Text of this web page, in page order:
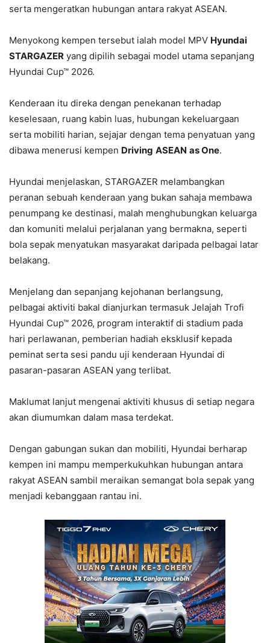
serta mengeratkan hubungan antara rakyat ASEAN.
Menyokong kempen tersebut ialah model MPV Hyundai
STARGAZER yang dipilih sebagai model utama sepanjang
Hyundai Cup™ 2026.
Kenderaan itu direka dengan penekanan terhadap
keselesaan, ruang kabin luas, hubungan kekeluargaan
serta mobiliti harian, sejajar dengan tema penyatuan yang
dibawa menerusi kempen Driving ASEAN as One.
Hyundai menjelaskan, STARGAZER melambangkan
peranan sebuah kenderaan yang bukan sahaja membawa
penumpang ke destinasi, malah menghubungkan keluarga
dan komuniti melalui perjalanan yang bermakna, seperti
bola sepak menyatukan masyarakat daripada pelbagai latar
belakang.
Menjelang dan sepanjang kejohanan berlangsung,
pelbagai aktiviti bakal dianjurkan termasuk Jelajah Trofi
Hyundai Cup™ 2026, program interaktif di stadium pada
hari perlawanan, pemberian hadiah eksklusif kepada
peminat serta sesi pandu uji kenderaan Hyundai di
pasaran-pasaran ASEAN yang terlibat.
Maklumat lanjut mengenai aktiviti khusus di setiap negara
akan diumumkan dalam masa terdekat.
Dengan gabungan sukan dan mobiliti, Hyundai berharap
kempen ini mampu memperkukuhkan hubungan antara
rakyat ASEAN sambil meraikan semangat bola sepak yang
menjadi kebanggaan rantau ini.